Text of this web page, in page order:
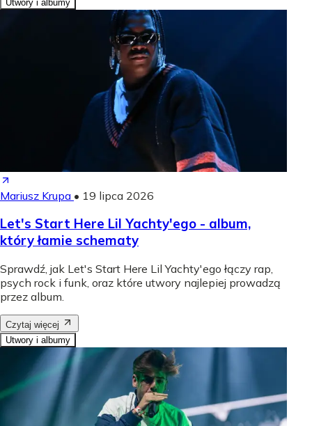
Utwory i albumy
Mariusz Krupa • 19 lipca 2026
Let's Start Here Lil Yachty'ego - album,
który łamie schematy
Sprawdź, jak Let's Start Here Lil Yachty'ego łączy rap,
psych rock i funk, oraz które utwory najlepiej prowadzą
przez album.
Czytaj więcej
Utwory i albumy